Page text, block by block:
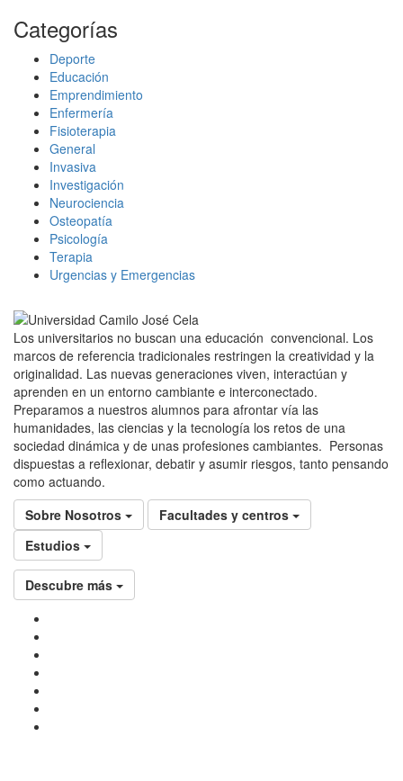
Categorías
Deporte
Educación
Emprendimiento
Enfermería
Fisioterapia
General
Invasiva
Investigación
Neurociencia
Osteopatía
Psicología
Terapia
Urgencias y Emergencias
Los universitarios no buscan una educación convencional. Los
marcos de referencia tradicionales restringen la creatividad y la
originalidad. Las nuevas generaciones viven, interactúan y
aprenden en un entorno cambiante e interconectado.
Preparamos a nuestros alumnos para afrontar vía las
humanidades, las ciencias y la tecnología los retos de una
sociedad dinámica y de unas profesiones cambiantes. Personas
dispuestas a reflexionar, debatir y asumir riesgos, tanto pensando
como actuando.
Sobre Nosotros
Facultades y centros
Estudios
Descubre más